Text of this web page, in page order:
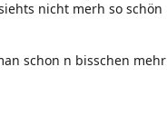
nicht merh so schön
schon n bisschen mehr